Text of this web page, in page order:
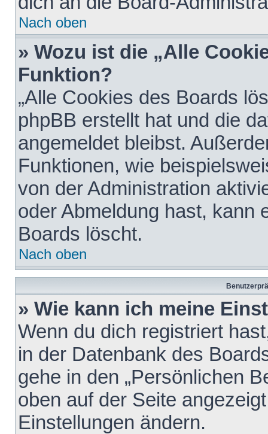
Nach oben
» Wozu ist die „Alle
Funktion?
„Alle Cookies des Boards
phpBB erstellt hat und die
angemeldet bleibst.
Funktionen, wie
von der Administration
oder Abmeldung hast, kann
Boards löscht.
Nach oben
» Wie kann ich meine
Wenn du dich registriert
in der Datenbank des
gehe in den „Persönlichen
oben auf der Seite
Einstellungen ändern.